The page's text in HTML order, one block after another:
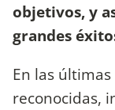
objetivos, y
grandes
En las
reconocidas,